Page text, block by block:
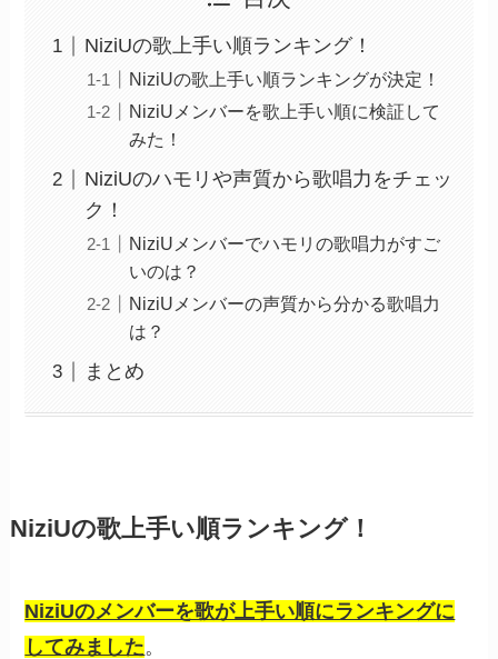
NiziUの歌上手い順ランキング！
NiziUの歌上手い順ランキングが決定！
NiziUメンバーを歌上手い順に検証して
みた！
NiziUのハモリや声質から歌唱力をチェッ
ク！
NiziUメンバーでハモリの歌唱力がすご
いのは？
NiziUメンバーの声質から分かる歌唱力
は？
まとめ
NiziUの歌上手い順ランキング！
NiziUのメンバーを歌が上手い順にランキングに
してみました。